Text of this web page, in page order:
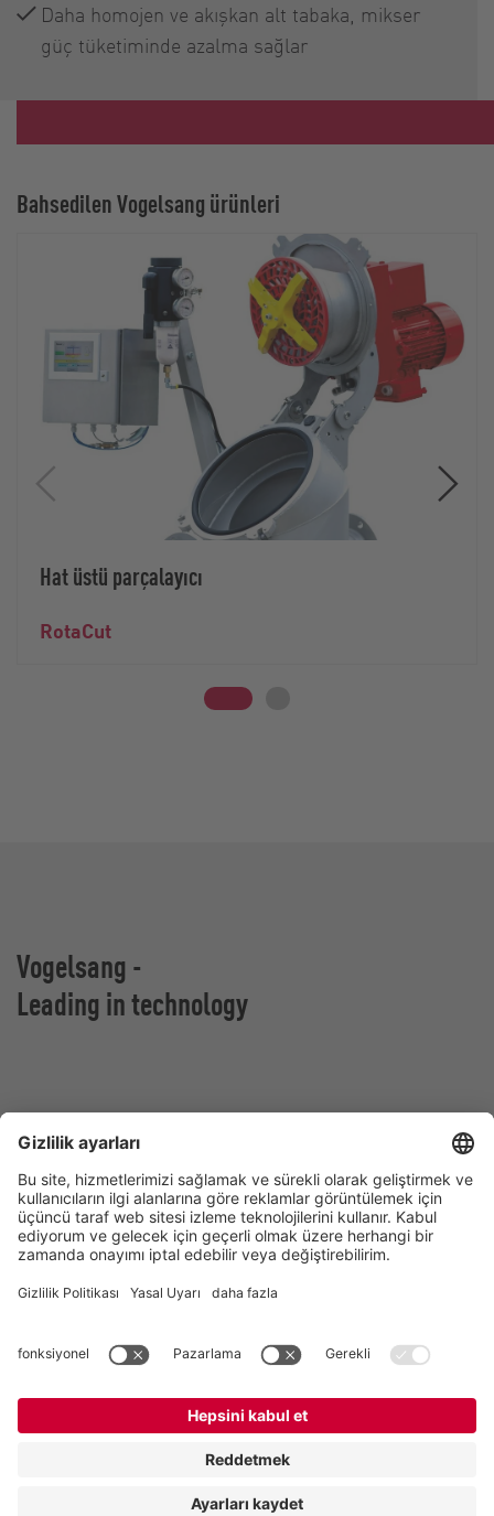
Daha homojen ve akışkan alt tabaka, mikser
güç tüketiminde azalma sağlar
Bahsedilen Vogelsang ürünleri
Hat üstü parçalayıcı
RotaCut
Vogelsang -
Leading in technology
Holthoege 10-14
49632 Essen (Oldenburg)
Almanya
germany@vogelsang.info
Gizlilik Politikası